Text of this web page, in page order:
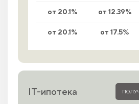
от 20.1% от 12.39%
от 20.1% от 17.5%
IT-ипотека